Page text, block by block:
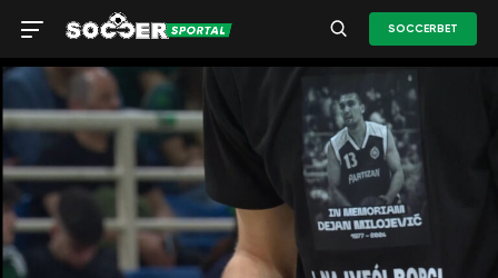
SOCCERBET